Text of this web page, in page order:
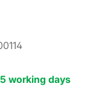
working days